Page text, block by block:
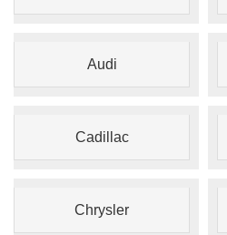
Audi
Cadillac
Chrysler